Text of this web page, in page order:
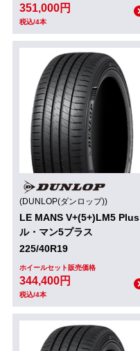
351,000円
税込/4本
(DUNLOP(ダンロップ))
LE MANS V+(5+)LM5 Plus
ル・マン5プラス
225/40R19
ホイールセット販売価格
344,400円
税込/4本